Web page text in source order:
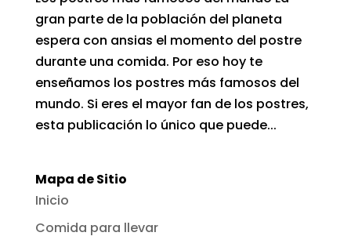
gran parte de la población del planeta
espera con ansias el momento del postre
durante una comida. Por eso hoy te
enseñamos los postres más famosos del
mundo. Si eres el mayor fan de los postres,
esta publicación lo único que puede...
Mapa de Sitio
Inicio
Comida para llevar